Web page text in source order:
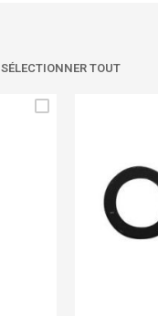
SÉLECTIONNER TOUT